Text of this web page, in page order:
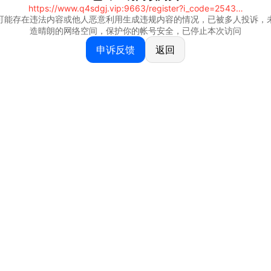
https://www.q4sdgj.vip:9663/register?i_code=25430844
能存在违法内容或他人恶意利用生成违规内容的情况，已被多人投诉，
造晴朗的网络空间，保护你的帐号安全，已停止本次访问
申诉反馈 返回